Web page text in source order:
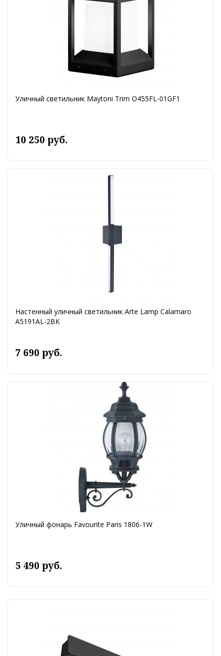
Уличный светильник Maytoni Trim O455FL-01GF1
10 250 руб.
Настенный уличный светильник Arte Lamp Calamaro
A5191AL-2BK
7 690 руб.
Уличный фонарь Favourite Paris 1806-1W
5 490 руб.